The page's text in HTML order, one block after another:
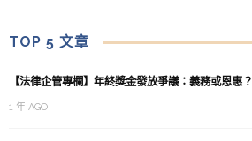
TOP 5 文章
【法律企管專欄】年終獎金發放爭議：義務或恩惠？
1 年 AGO